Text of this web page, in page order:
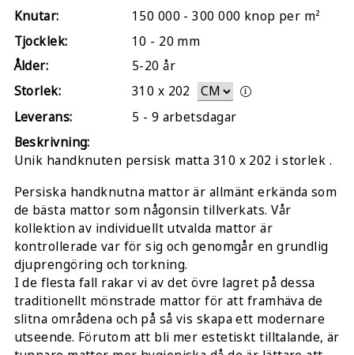
Knutar:
150 000 - 300 000 knop per m²
Tjocklek:
10 - 20 mm
Ålder:
5-20 år
Storlek:
310 x 202
Leverans:
5 - 9 arbetsdagar
Beskrivning:
Unik handknuten persisk matta 310 x 202 i storlek .
Persiska handknutna mattor är allmänt erkända som
de bästa mattor som någonsin tillverkats. Vår
kollektion av individuellt utvalda mattor är
kontrollerade var för sig och genomgår en grundlig
djuprengöring och torkning.
I de flesta fall rakar vi av det övre lagret på dessa
traditionellt mönstrade mattor för att framhäva de
slitna områdena och på så vis skapa ett modernare
utseende. Förutom att bli mer estetiskt tilltalande, är